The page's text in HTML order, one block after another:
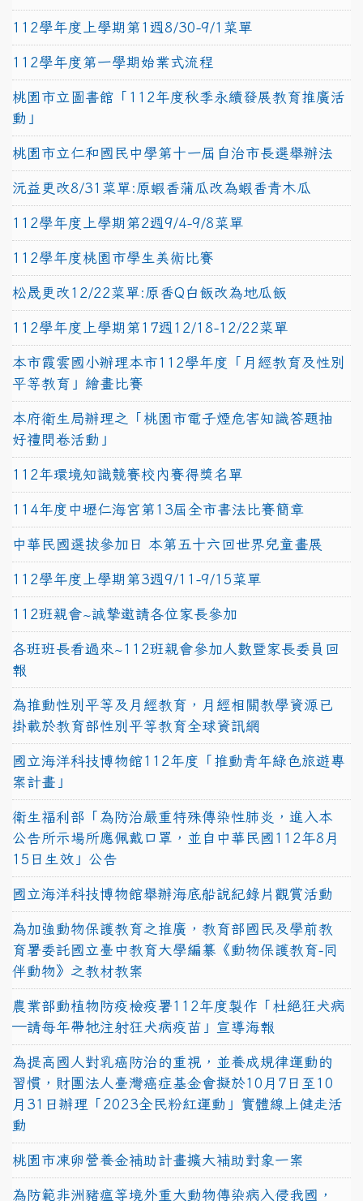
112學年度上學期第1週8/30-9/1菜單
112學年度第一學期始業式流程
桃園市立圖書館「112年度秋季永續發展教育推廣活
動」
桃園市立仁和國民中學第十一屆自治市長選舉辦法
沅益更改8/31菜單:原蝦香蒲瓜改為蝦香青木瓜
112學年度上學期第2週9/4-9/8菜單
112學年度桃園市學生美術比賽
松晟更改12/22菜單:原香Q白飯改為地瓜飯
112學年度上學期第17週12/18-12/22菜單
本市霞雲國小辦理本市112學年度「月經教育及性別
平等教育」繪畫比賽
本府衛生局辦理之「桃園市電子煙危害知識答題抽
好禮問卷活動」
112年環境知識競賽校內賽得獎名單
114年度中壢仁海宮第13屆全市書法比賽簡章
中華民國選拔參加日 本第五十六回世界兒童畫展
112學年度上學期第3週9/11-9/15菜單
112班親會~誠摯邀請各位家長參加
各班班長看過來~112班親會參加人數暨家長委員回
報
為推動性別平等及月經教育，月經相關教學資源已
掛載於教育部性別平等教育全球資訊網
國立海洋科技博物館112年度「推動青年綠色旅遊專
案計畫」
衛生福利部「為防治嚴重特殊傳染性肺炎，進入本
公告所示場所應佩戴口罩，並自中華民國112年8月
15日生效」公告
國立海洋科技博物館舉辦海底船說紀錄片觀賞活動
為加強動物保護教育之推廣，教育部國民及學前教
育署委託國立臺中教育大學編纂《動物保護教育-同
伴動物》之教材教案
農業部動植物防疫檢疫署112年度製作「杜絕狂犬病
—請每年帶牠注射狂犬病疫苗」宣導海報
為提高國人對乳癌防治的重視，並養成規律運動的
習慣，財團法人臺灣癌症基金會擬於10月7日至10
月31日辦理「2023全民粉紅運動」實體線上健走活
動
桃園市凍卵營養金補助計畫擴大補助對象一案
為防範非洲豬瘟等境外重大動物傳染病入侵我國，